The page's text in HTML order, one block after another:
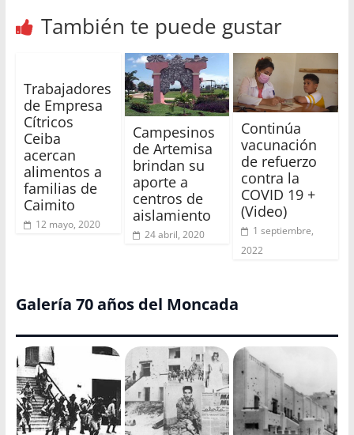
También te puede gustar
Trabajadores
de Empresa
Cítricos
Ceiba
acercan
alimentos a
familias de
Caimito
12 mayo, 2020
Campesinos
de Artemisa
brindan su
aporte a
centros de
aislamiento
24 abril, 2020
Continúa
vacunación
de refuerzo
contra la
COVID 19 +
(Video)
1 septiembre,
2022
Galería 70 años del Moncada